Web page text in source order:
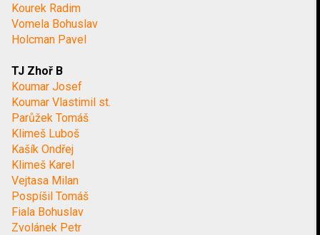
Kourek Radim
Vomela Bohuslav
Holcman Pavel
TJ Zhoř B
Koumar Josef
Koumar Vlastimil st.
Parůžek Tomáš
Klimeš Luboš
Kašík Ondřej
Klimeš Karel
Vejtasa Milan
Pospíšil Tomáš
Fiala Bohuslav
Zvolánek Petr